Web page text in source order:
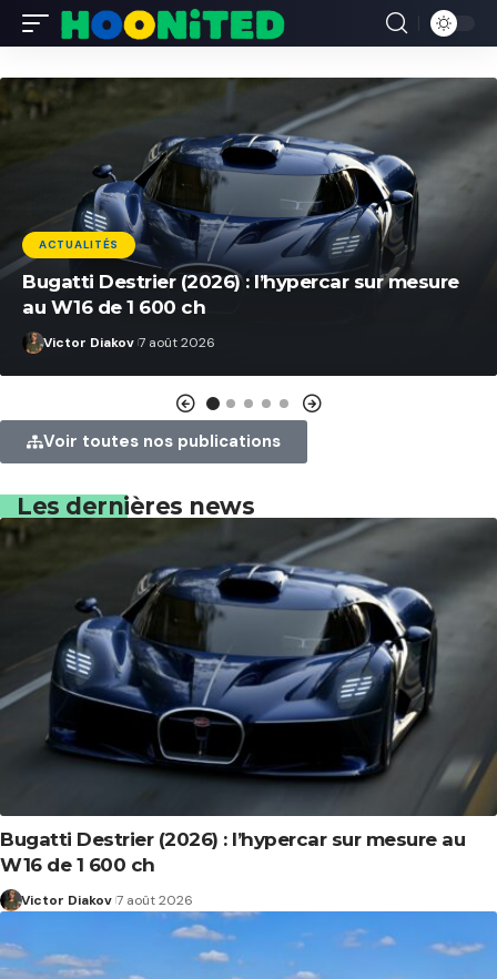
ACTUALITÉS
Bugatti Destrier (2026) : l’hypercar sur mesure
au W16 de 1 600 ch
Victor Diakov 7 août 2026
Voir toutes nos publications
Les dernières news
Bugatti Destrier (2026) : l’hypercar sur mesure au
W16 de 1 600 ch
Victor Diakov 7 août 2026